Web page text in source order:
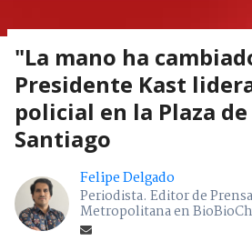
"La mano ha
Presidente Kast
policial en la Plaza
Santiago
Felipe Delgado
Periodista. Editor de
Metropolitana en